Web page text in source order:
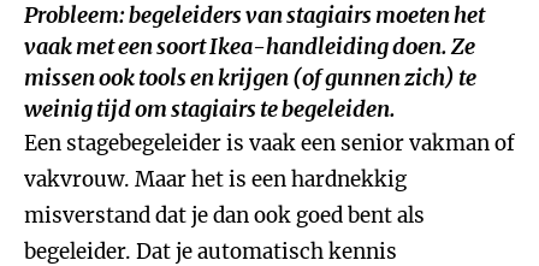
Probleem: begeleiders van stagiairs moeten het
vaak met een soort Ikea-handleiding doen. Ze
missen ook tools en krijgen (of gunnen zich) te
weinig tijd om stagiairs te begeleiden.
Een stagebegeleider is vaak een senior vakman of
vakvrouw. Maar het is een hardnekkig
misverstand dat je dan ook goed bent als
begeleider. Dat je automatisch kennis